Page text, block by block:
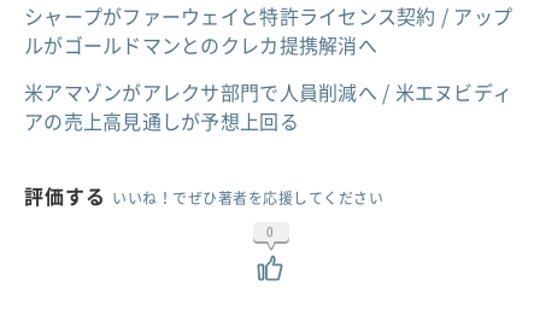
シャープがファーウェイと特許ライセンス契約 / アップ
ルがゴールドマンとのクレカ提携解消へ
米アマゾンがアレクサ部門で人員削減へ / 米エヌビディ
アの売上高見通しが予想上回る
評価する いいね！でぜひ著者を応援してください
0